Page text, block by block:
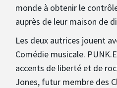
monde à obtenir le
auprès de leur maison de
Les deux autrices jouent
Comédie musicale.
accents de liberté et de
Jones, futur membre des